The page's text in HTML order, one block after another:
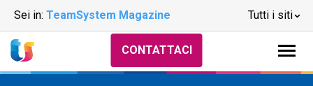
Sei in: TeamSystem Magazine Tutti i siti
CONTATTACI